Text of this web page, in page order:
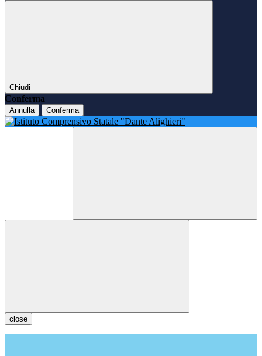
Chiudi
Conferma
Annulla Conferma
close